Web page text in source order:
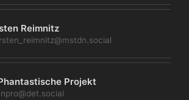
Reimnitz
Projekt